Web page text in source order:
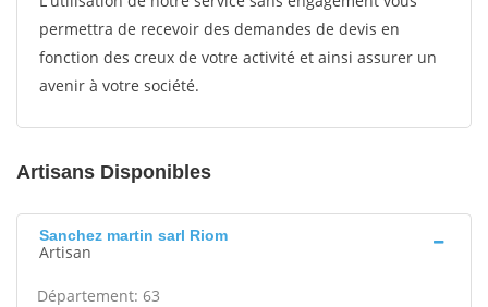
permettra de recevoir des demandes de devis en
fonction des creux de votre activité et ainsi assurer un
avenir à votre société.
Artisans Disponibles
Sanchez martin sarl Riom
Artisan
Département: 63